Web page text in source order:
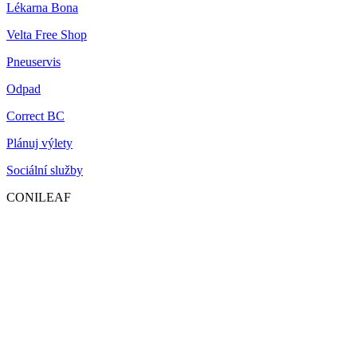
Lékarna Bona
Velta Free Shop
Pneuservis
Odpad
Correct BC
Plánuj výlety
Sociální služby
CONILEAF